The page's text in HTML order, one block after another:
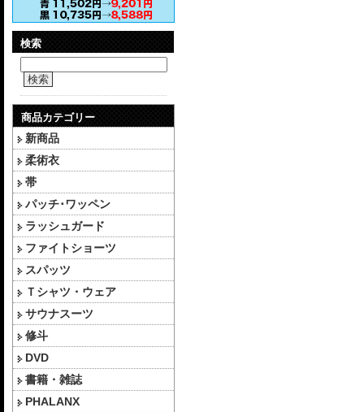
検索
検索
商品カテゴリー
新商品
柔術衣
帯
パッチ･ワッペン
ラッシュガード
ファイトショーツ
スパッツ
Ｔシャツ・ウェア
サウナスーツ
修斗
DVD
書籍・雑誌
PHALANX